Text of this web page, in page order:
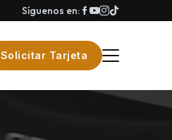
Síguenos en:
Solicitar Tarjeta